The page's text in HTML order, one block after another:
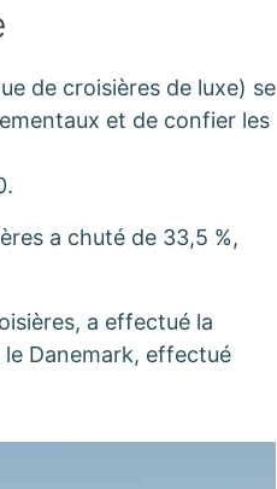
de croisières de luxe) se
et de confier les
a chuté de 33,5 %,
a effectué la
Danemark, effectué